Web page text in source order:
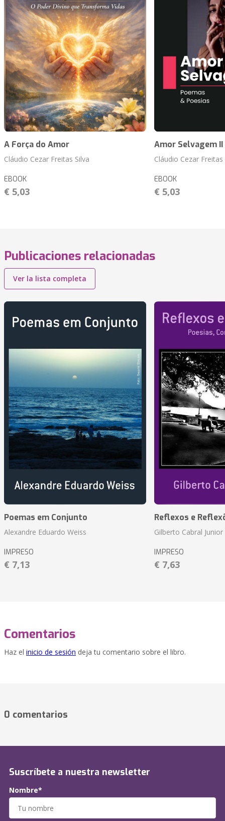
A Força do Amor
Cláudio Cezar Freitas Silva
EBOOK
€ 5,03
Amor Selvagem II
Cláudio Cezar Freitas
EBOOK
€ 5,03
Publicaciones relacionadas
Ver la lista completa
Poemas em Conjunto
Alexandre Eduardo Weiss
IMPRESO
€ 7,13
Reflexos e
Gilberto Cabral Junior
IMPRESO
€ 7,63
Comentarios
Haz el inicio de sesión deja tu comentario sobre el libro.
0 comentarios
Suscríbete a nuestra newsletter
Nombre*